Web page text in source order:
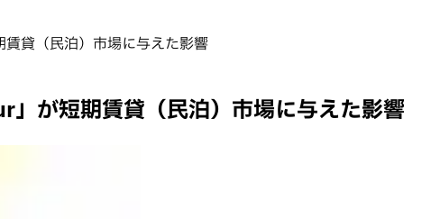
貸（民泊）市場に与えた影響
」が短期賃貸（民泊）市場に与えた影響